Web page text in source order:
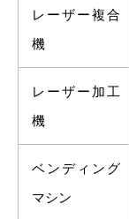
レーザー複合
機
レーザー加工
機
ベンディング
マシン